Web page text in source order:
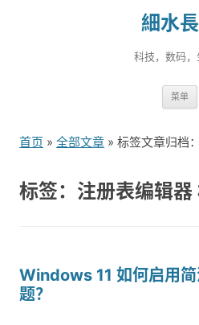
細水
科技，数码
菜单
首页 » 全部文章 » 标签文章归档
标签：注册表编辑器
Windows 11 如何启用
题？